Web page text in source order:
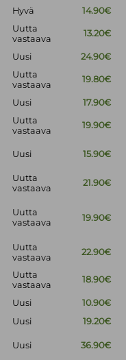
Hyvä 14.90€
Uutta
vastaava
13.20€
Uusi 24.90€
Uutta
vastaava
19.80€
Uusi 17.90€
Uutta
vastaava
19.90€
Uusi 15.90€
Uutta
vastaava
21.90€
Uutta
vastaava
19.90€
Uutta
vastaava
22.90€
Uutta
vastaava
18.90€
Uusi
10.90€
Uusi
19.20€
Uusi 36.90€